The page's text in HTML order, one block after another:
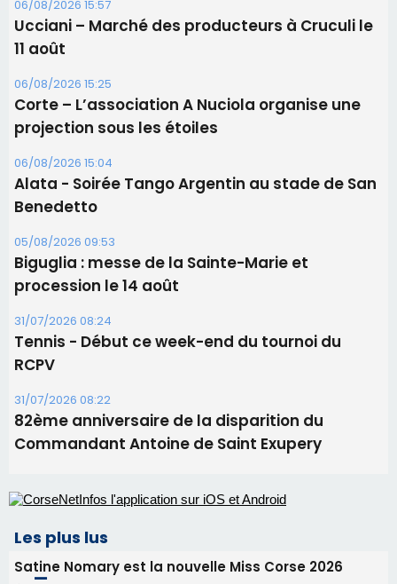
Les brèves
06/08/2026 15:57
Ucciani – Marché des producteurs à Cruculi le
11 août
06/08/2026 15:25
Corte – L’association A Nuciola organise une
projection sous les étoiles
06/08/2026 15:04
Alata - Soirée Tango Argentin au stade de San
Benedetto
05/08/2026 09:53
procession le 14 août
31/07/2026 08:24
Tennis - Début ce week-end du tournoi du
RCPV